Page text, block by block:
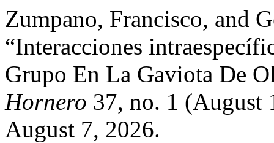
Zumpano, Francisco, and
“Interacciones
Grupo En La Gaviota De
Hornero 37, no. 1 (August
August 7, 2026.